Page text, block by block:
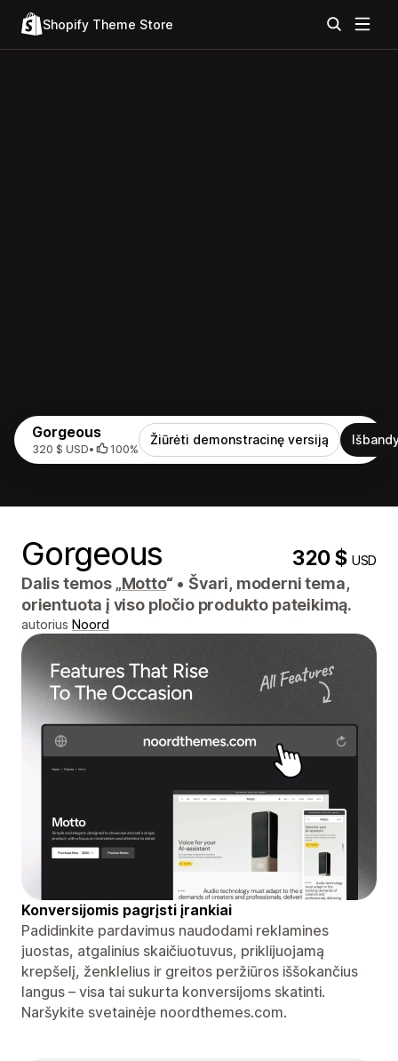
Shopify Theme Store
Gorgeous
320 $ USD• 100%
Žiūrėti demonstracinę versiją
Gorgeous 320 $USD
Dalis temos „Motto“ • Švari, moderni tema,
orientuota į viso pločio produkto pateikimą.
autorius Noord
Konversijomis pagrįsti įrankiai
Padidinkite pardavimus naudodami reklamines
juostas, atgalinius skaičiuotuvus, priklijuojamą
krepšelį, ženklelius ir greitos peržiūros iššokančius
langus – visa tai sukurta konversijoms skatinti.
Naršykite svetainėje noordthemes.com.